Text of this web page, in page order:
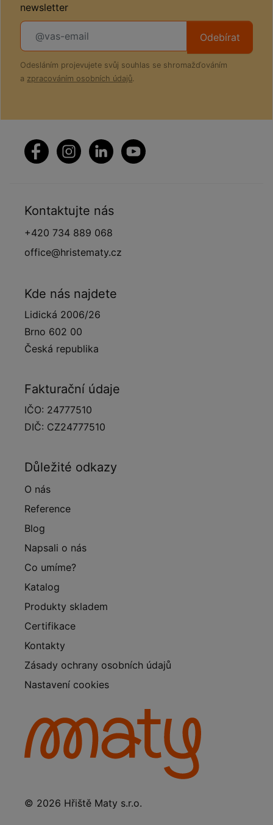
newsletter
Odebírat
Odesláním projevujete svůj souhlas se shromažďováním
a zpracováním osobních údajů.
Kontaktujte nás
+420 734 889 068
office@hristematy.cz
Kde nás najdete
Lidická 2006/26
Brno 602 00
Česká republika
Fakturační údaje
IČO: 24777510
DIČ: CZ24777510
Důležité odkazy
O nás
Reference
Blog
Napsali o nás
Co umíme?
Katalog
Produkty skladem
Certifikace
Kontakty
Zásady ochrany osobních údajů
Nastavení cookies
© 2026 Hřiště Maty s.r.o.